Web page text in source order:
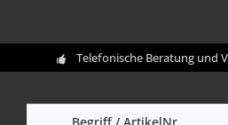
Telefonische Beratung und